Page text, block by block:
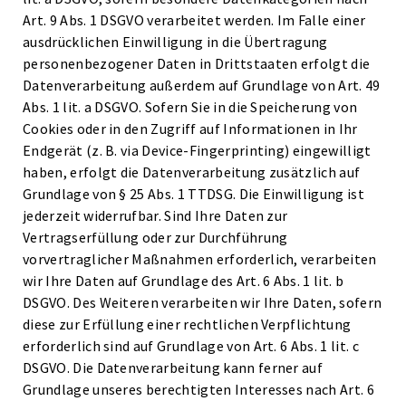
Art. 9 Abs. 1 DSGVO verarbeitet werden. Im Falle einer
ausdrücklichen Einwilligung in die Übertragung
personenbezogener Daten in Drittstaaten erfolgt die
Datenverarbeitung außerdem auf Grundlage von Art. 49
Abs. 1 lit. a DSGVO. Sofern Sie in die Speicherung von
Cookies oder in den Zugriff auf Informationen in Ihr
Endgerät (z. B. via Device-Fingerprinting) eingewilligt
haben, erfolgt die Datenverarbeitung zusätzlich auf
Grundlage von § 25 Abs. 1 TTDSG. Die Einwilligung ist
jederzeit widerrufbar. Sind Ihre Daten zur
Vertragserfüllung oder zur Durchführung
vorvertraglicher Maßnahmen erforderlich, verarbeiten
wir Ihre Daten auf Grundlage des Art. 6 Abs. 1 lit. b
DSGVO. Des Weiteren verarbeiten wir Ihre Daten, sofern
diese zur Erfüllung einer rechtlichen Verpflichtung
erforderlich sind auf Grundlage von Art. 6 Abs. 1 lit. c
DSGVO. Die Datenverarbeitung kann ferner auf
Grundlage unseres berechtigten Interesses nach Art. 6